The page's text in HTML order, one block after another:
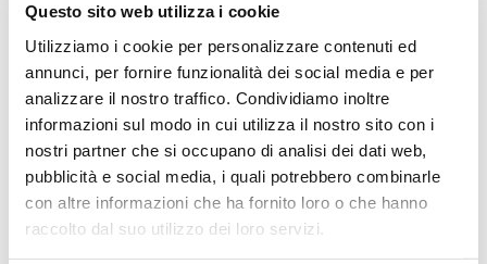
Questo sito web utilizza i cookie
Utilizziamo i cookie per personalizzare contenuti ed
annunci, per fornire funzionalità dei social media e per
analizzare il nostro traffico. Condividiamo inoltre
informazioni sul modo in cui utilizza il nostro sito con i
nostri partner che si occupano di analisi dei dati web,
pubblicità e social media, i quali potrebbero combinarle
con altre informazioni che ha fornito loro o che hanno
raccolto dal suo utilizzo dei loro servizi.